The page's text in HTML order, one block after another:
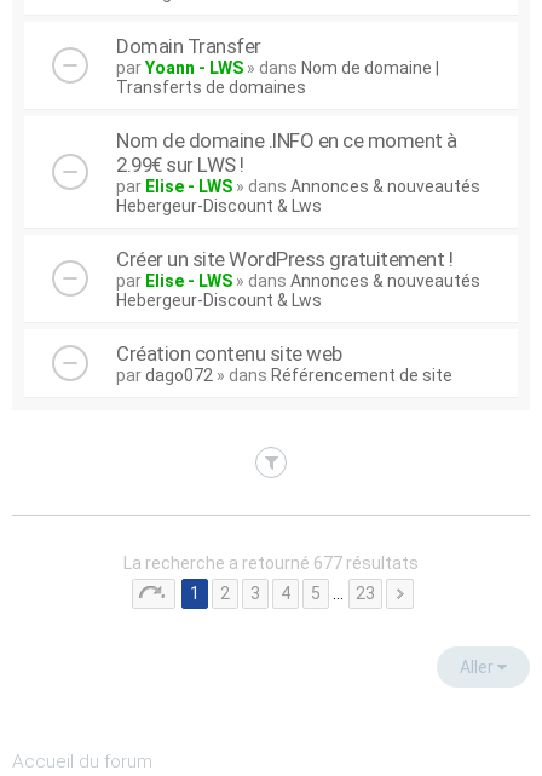
Domain Transfer
parYoann - LWS » dans Nom de domaine |
Transferts de domaines
Nom de domaine .INFO en ce moment à
2.99€ sur LWS !
par Elise - LWS » dans Annonces & nouveautés
Hebergeur-Discount & Lws
Créer un site WordPress gratuitement !
par Elise - LWS » dans Annonces & nouveautés
Hebergeur-Discount & Lws
Création contenu site web
pardago072 » dans Référencement de site
La recherche a retourné 677 résultats
1
2 3 4 5 23
Aller
Accueil du forum